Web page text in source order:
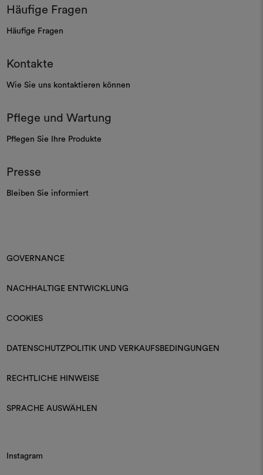
Häufige Fragen
Häufige Fragen
Kontakte
Wie Sie uns kontaktieren können
Pflege und Wartung
Pflegen Sie Ihre Produkte
Presse
Bleiben Sie informiert
GOVERNANCE
NACHHALTIGE ENTWICKLUNG
COOKIES
DATENSCHUTZPOLITIK UND VERKAUFSBEDINGUNGEN
RECHTLICHE HINWEISE
SPRACHE AUSWÄHLEN
Instagram